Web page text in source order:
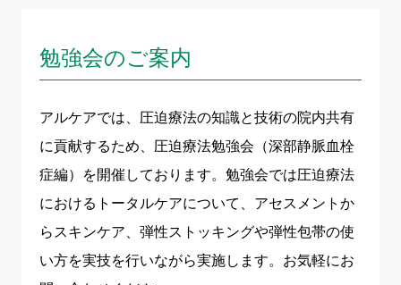
勉強会のご案内
アルケアでは、圧迫療法の知識と技術の院内共有
に貢献するため、圧迫療法勉強会（深部静脈血栓
症編）を開催しております。勉強会では圧迫療法
におけるトータルケアについて、アセスメントか
らスキンケア、弾性ストッキングや弾性包帯の使
い方を実技を行いながら実施します。お気軽にお